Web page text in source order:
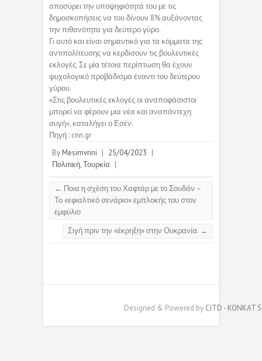
αποσύρει την υποψηφιότητά του με τις
δημοσκοπήσεις να του δίνουν 8% αυξάνοντας
την πιθανότητα για δεύτερο γύρο.
Γι αυτό και είναι σημαντικό για τα κόμματα της
αντιπολίτευσης να κερδίσουν τις βουλευτικές
εκλογές. Σε μία τέτοια περίπτωση θα έχουν
ψυχολογικό προβάδισμα έναντι του δεύτερου
γύρου.
«Στις βουλευτικές εκλογές οι αναποφάσιστοι
μπορεί να φέρουν μια νέα και αναπάντεχη
αυγή», καταλήγει ο Εσέν.
Πηγή : cnn.gr
By Mesimvrini | 25/04/2023 |
Πολιτική,Τουρκία |
← Ποια η σχέση του Χαφτάρ με το Σουδάν –
Το «εφιαλτικό σενάριο» εμπλοκής του στον
εμφύλιο
Σιγή πριν την «έκρηξη» στην Ουκρανία. →
Designed & Powered by CITD - KONKAT